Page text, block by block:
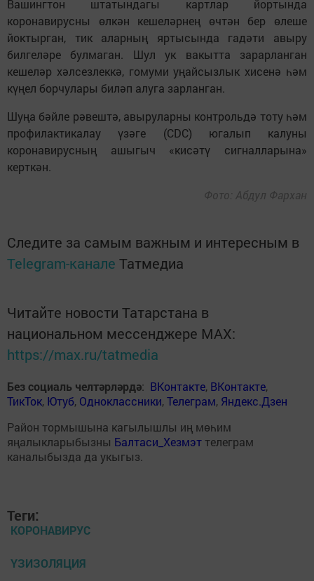
Вашингтон штатындагы картлар йортында
коронавирусны өлкән кешеләрнең өчтән бер өлеше
йоктырган, тик аларның яртысында гадәти авыру
билгеләре булмаган. Шул ук вакытта зарарланган
кешеләр хәлсезлеккә, гомуми уңайсызлык хисенә һәм
күңел борчулары биләп алуга зарланган.
Шуңа бәйле рәвештә, авыруларны контрольдә тоту һәм
профилактикалау үзәге (CDC) югалып калуны
коронавирусның ашыгыч «кисәтү сигналларына»
керткән.
Фото: Абдул Фархан
Следите за самым важным и интересным в
Telegram-канале Татмедиа
Читайте новости Татарстана в
национальном мессенджере MАХ:
https://max.ru/tatmedia
Без социаль челтәрләрдә: ВКонтакте, ВКонтакте,
ТикТок, Ютуб, Одноклассники,Телеграм, Яндекс.Дзен
Район тормышына кагылышлы иң мөһим
яңалыкларыбызны Балтаси_Хезмэт телеграм
каналыбызда да укыгыз.
Теги:
КОРОНАВИРУС
ҮЗИЗОЛЯЦИЯ